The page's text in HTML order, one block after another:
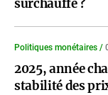
surchauffe ?
Politiques monétaires /
2025, année
stabilité des